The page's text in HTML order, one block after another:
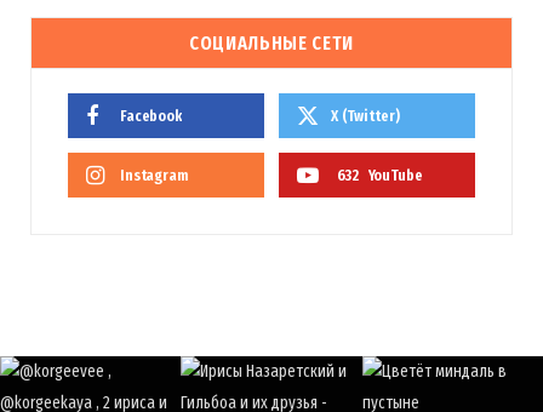
СОЦИАЛЬНЫЕ СЕТИ
Facebook X (Twitter)
Instagram 632 YouTube